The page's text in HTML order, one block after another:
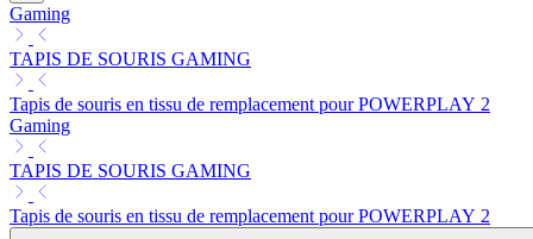
Gaming
TAPIS DE SOURIS GAMING
Tapis de souris en tissu de remplacement pour POWERPLAY 2
Gaming
TAPIS DE SOURIS GAMING
Tapis de souris en tissu de remplacement pour POWERPLAY 2